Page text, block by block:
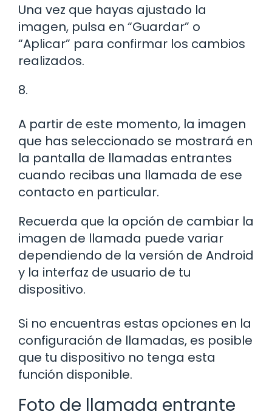
Una vez que hayas ajustado la
imagen, pulsa en “Guardar” o
“Aplicar” para confirmar los cambios
realizados.
8.
A partir de este momento, la imagen
que has seleccionado se mostrará en
la pantalla de llamadas entrantes
cuando recibas una llamada de ese
contacto en particular.
Recuerda que la opción de cambiar la
imagen de llamada puede variar
dependiendo de la versión de Android
y la interfaz de usuario de tu
dispositivo.
Si no encuentras estas opciones en la
configuración de llamadas, es posible
que tu dispositivo no tenga esta
función disponible.
Foto de llamada entrante